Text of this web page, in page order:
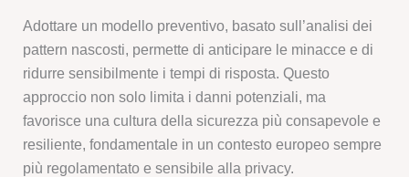
Adottare un modello preventivo, basato sull’analisi dei
pattern nascosti, permette di anticipare le minacce e di
ridurre sensibilmente i tempi di risposta. Questo
approccio non solo limita i danni potenziali, ma
favorisce una cultura della sicurezza più consapevole e
resiliente, fondamentale in un contesto europeo sempre
più regolamentato e sensibile alla privacy.